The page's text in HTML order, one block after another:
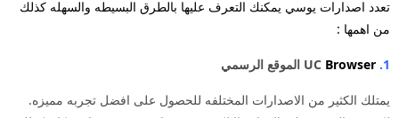
تعدد اصدارات يوسي يمكنك التعرف عليها بالطرق البسيطه والسهله كذلك
من اهمها :
1.
Browser الموقع الرسمي
يمتلك الكثير من الاصدارات المختلفه للحصول على افضل تجربه مميزه.